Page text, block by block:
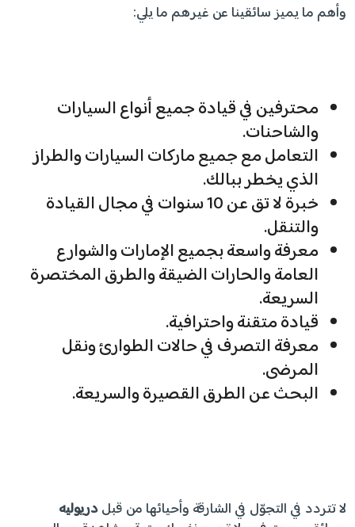
وأهم ما يميز سائقينا عن غيرهم ما يلي:
محترفين في قيادة جميع أنواع السيارات
والشاحنات.
التعامل مع جميع ماركات السيارات والطراز
الذي يخطر ببالك.
خبرة لا تق عن 10 سنوات في مجال القيادة
والتنقل.
معرفة واسعة بجميع الإمارات والشوارع
العامة والحارات الضيقة والطرق المختصرة
السريعة.
قيادة متقنة واحترافية.
معرفة التصرف في حالات الطوارئ ونقل
المرضى.
البحث عن الطرق القصيرة والسريعة.
لا تتردد في التجوّل في الشارقة وأحيائها من قبلدريوليه